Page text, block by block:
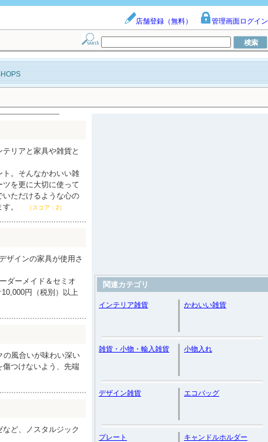
店舗登録（無料） 管理画面ログイン
リアと家具や雑貨と
ト。そんなかわいい雑
を更に大切に使って
ただけるような心の
。
（スコア：2）
ザインの家具が使用さ
ダーメイド＆セミオ
円（税別）以上
の風合いが味わい深い
傷つけないよう、先端
ど、ノスタルジック
関連カテゴリ
インテリア雑貨 かわいい雑貨
雑貨・小物・輸入雑貨 小物入れ
デザイン雑貨 エコバッグ
プレート キャンドルホルダー